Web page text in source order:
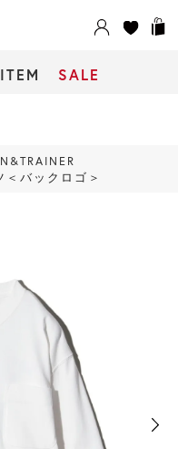
ITEM SALE
＜バックロゴ＞